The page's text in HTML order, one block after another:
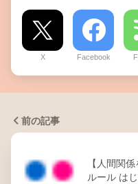
X Facebook
前の記事
【人間関
ルール は